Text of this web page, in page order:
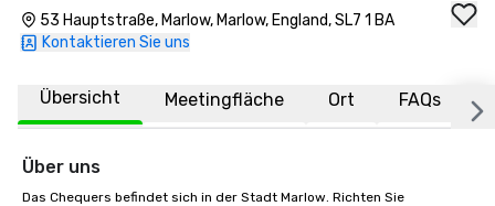
53 Hauptstraße, Marlow, Marlow, England, SL7 1 BA
Kontaktieren Sie uns
Übersicht Meetingfläche Ort FAQs
Über uns
Das Chequers befindet sich in der Stadt Marlow. Richten Sie